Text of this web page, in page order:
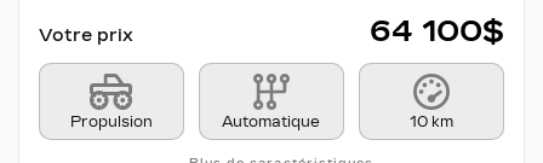
Votre prix 64 100$
Propulsion Automatique 10 km